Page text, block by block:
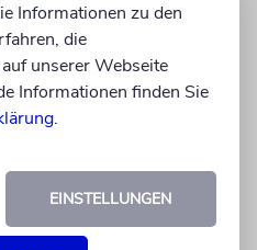
helfen, den die
glaubt
besonders für
»Dadurch
»Lebensmelodien«
Informationen zu den
die
unserer Webseite
Informationen finden Sie
.
EINSTELLUNGEN